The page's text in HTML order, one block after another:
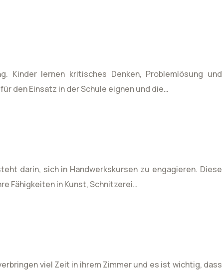
Kinder lernen kritisches Denken, Problemlösung und
den Einsatz in der Schule eignen und die…
darin, sich in Handwerkskursen zu engagieren. Diese
Fähigkeiten in Kunst, Schnitzerei…
viel Zeit in ihrem Zimmer und es ist wichtig, dass